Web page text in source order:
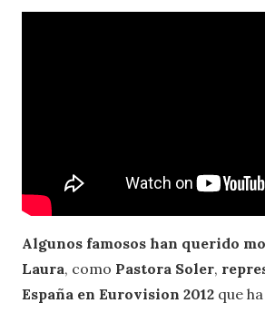
Algunos famosos han querido
Laura, como Pastora Soler,
España en Eurovision 2012 que